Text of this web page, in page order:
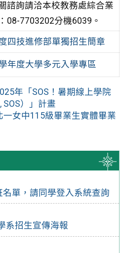
單，請同學登入系統查詢
系招生宣傳海報
諮詢請洽本校教務處綜合業
08-7703202分機6039。
四技進修部單獨招生簡章
年度大學多元入學專區
年「SOS！暑期線上學院
SOS）」計畫
一女中115級畢業生實體畢業